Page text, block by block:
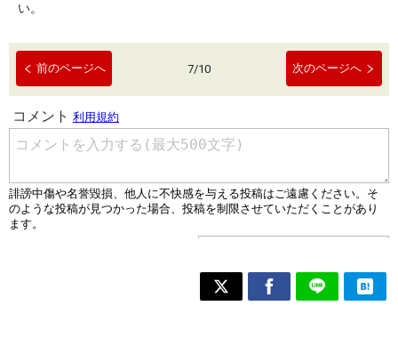
い。
前のページへ 7/10 次のページへ